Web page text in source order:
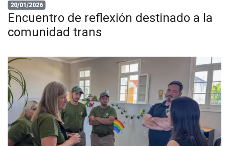
20/01/2026
Encuentro de reflexión destinado a la
comunidad trans